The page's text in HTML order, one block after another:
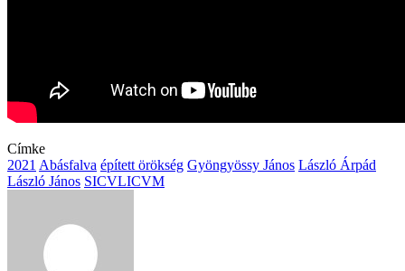
Címke
2021 Abásfalva épített örökség Gyöngyössy János László Árpád
László János SICVLICVM